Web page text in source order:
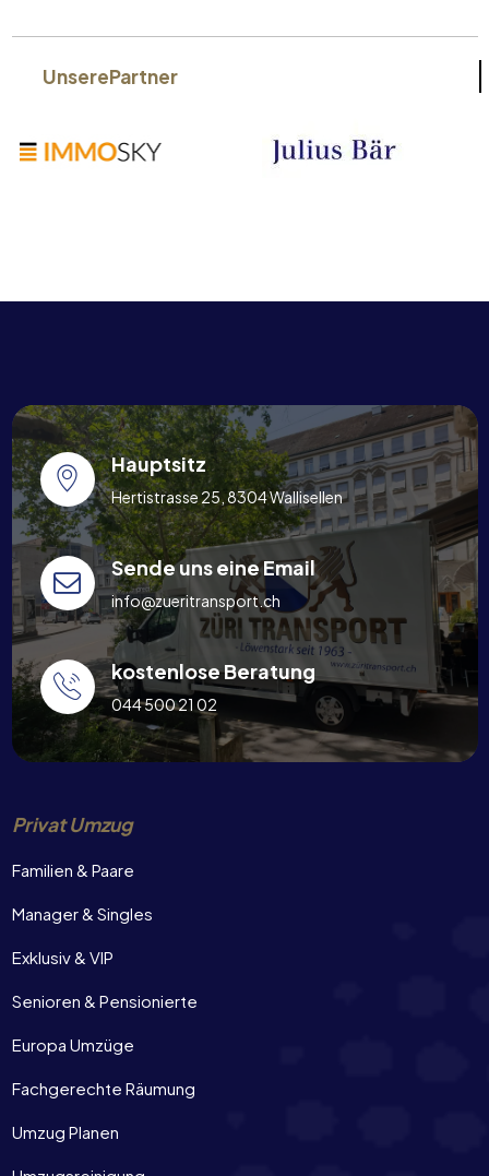
UnserePartner
Hauptsitz
Hertistrasse 25, 8304 Wallisellen
Sende uns eine Email
info@zueritransport.ch
kostenlose Beratung
044 500 21 02
Privat Umzug
Familien & Paare
Manager & Singles
Exklusiv & VIP
Senioren & Pensionierte
Europa Umzüge
Fachgerechte Räumung
Umzug Planen